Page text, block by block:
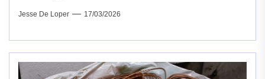
Jesse De Loper 17/03/2026